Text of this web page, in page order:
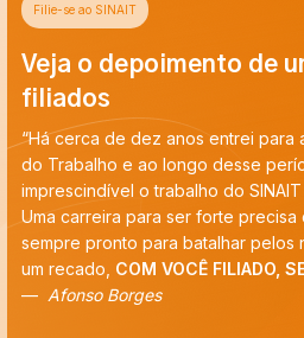
Filie-se ao SINAIT
Veja o depoimento de
filiados
“Há cerca de dez anos entrei para
do Trabalho e ao longo desse
imprescindível o trabalho do
Uma carreira para ser forte precisa
sempre pronto para batalhar pelos
um recado, COM VOCÊ FILIADO,
Afonso Borges